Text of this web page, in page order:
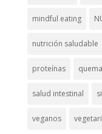
mindful eating
nutrición saludable
proteínas
salud intestinal
veganos